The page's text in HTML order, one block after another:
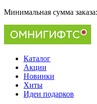
Минимальная сумма заказа:
Каталог
Акции
Новинки
Хиты
Идеи подарков